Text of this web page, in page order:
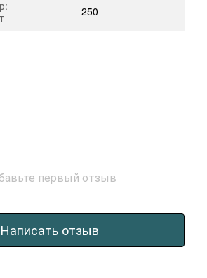
250
первый отзыв
Написать отзыв